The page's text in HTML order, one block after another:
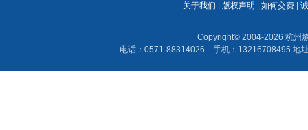
关于我们 |版权声明 |如何交费 |
Copyright© 2004-2026 杭州
电话：0571-88314026 手机：13216708495 地